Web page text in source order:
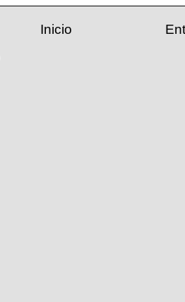
Inicio